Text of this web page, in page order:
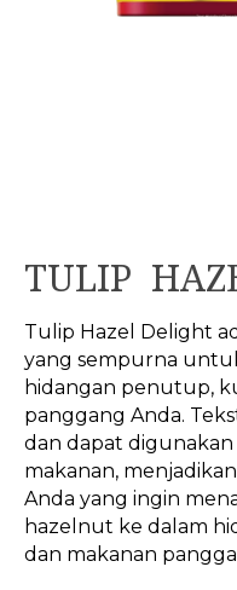
TULIP
Tulip Hazel Delight
yang sempurna
hidangan penutup,
panggang Anda.
dan dapat digunakan
makanan,
Anda yang ingin
hazelnut ke dalam
dan makanan